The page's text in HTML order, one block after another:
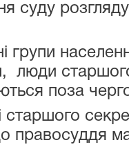
суду
люди
поза
правосуддя